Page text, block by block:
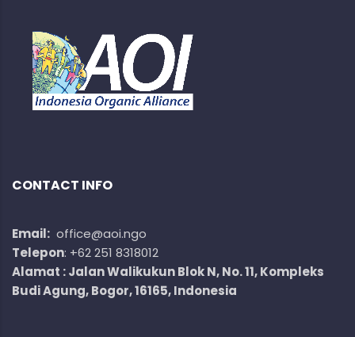
CONTACT INFO
Email: office@aoi.ngo
Telepon: +62 251 8318012
Alamat : Jalan Walikukun Blok N, No. 11, Kompleks
Budi Agung, Bogor, 16165, Indonesia